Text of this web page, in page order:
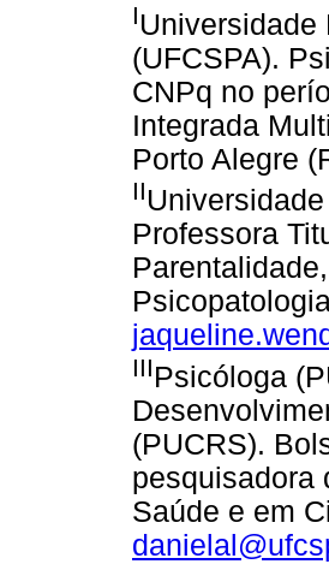
IUniversidade
(UFCSPA).
CNPq no
Integrada
Porto Alegre
II
Professora
IIIPsicóloga
(PUCRS).
pesquisadora
Saúde e em